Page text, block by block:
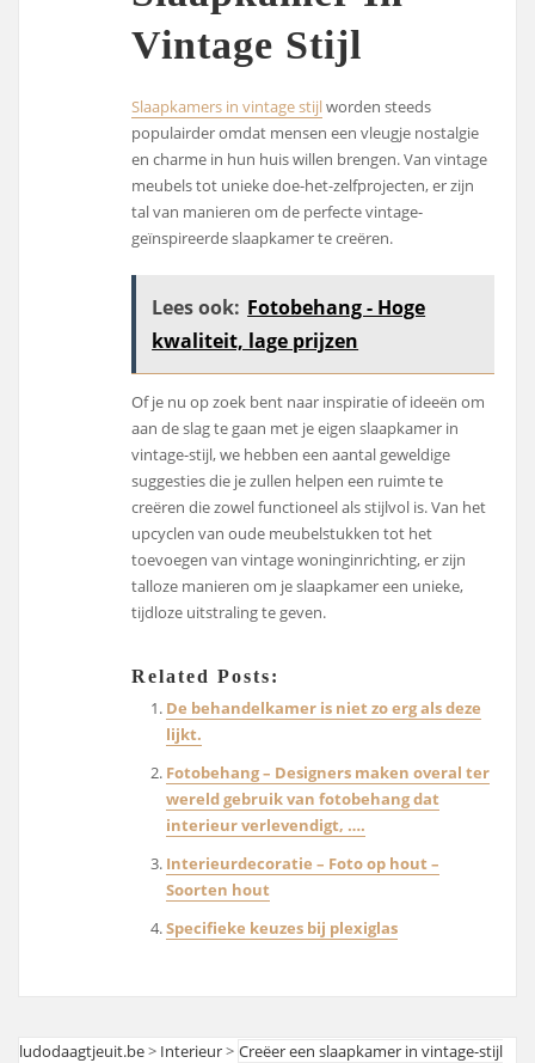
Vintage Stijl
Slaapkamers in vintage stijlworden steeds
populairder omdat mensen een vleugje nostalgie
en charme in hun huis willen brengen. Van vintage
meubels tot unieke doe-het-zelfprojecten, er zijn
tal van manieren om de perfecte vintage-
geïnspireerde slaapkamer te creëren.
Lees ook: Fotobehang - Hoge
kwaliteit, lage prijzen
Of je nu op zoek bent naar inspiratie of ideeën om
aan de slag te gaan met je eigen slaapkamer in
vintage-stijl, we hebben een aantal geweldige
suggesties die je zullen helpen een ruimte te
creëren die zowel functioneel als stijlvol is. Van het
upcyclen van oude meubelstukken tot het
toevoegen van vintage woninginrichting, er zijn
talloze manieren om je slaapkamer een unieke,
tijdloze uitstraling te geven.
Related Posts:
De behandelkamer is niet zo erg als deze
lijkt.
Fotobehang – Designers maken overal ter
wereld gebruik van fotobehang dat
interieur verlevendigt, ….
Interieurdecoratie – Foto op hout –
Soorten hout
Specifieke keuzes bij plexiglas
ludodaagtjeuit.be> Interieur> Creëer een slaapkamer in vintage-stijl